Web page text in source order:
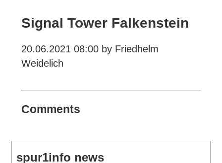
Signal Tower Falkenstein
20.06.2021 08:00by Friedhelm
Weidelich
Comments
spur1info news